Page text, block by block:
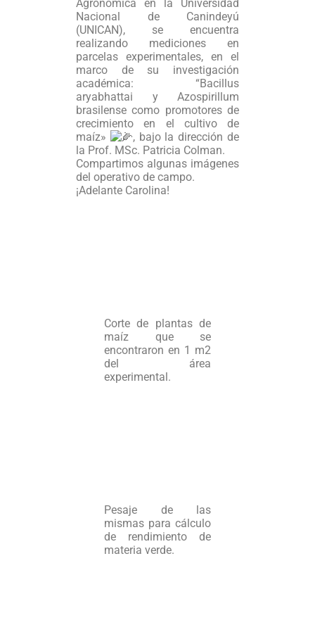
Agronómica en la Universidad
Nacional de Canindeyú
(UNICAN), se encuentra
realizando mediciones en
parcelas experimentales, en el
marco de su investigación
académica: “Bacillus
aryabhattai y Azospirillum
brasilense como promotores de
crecimiento en el cultivo de
maíz»
, bajo la dirección de
la Prof. MSc. Patricia Colman.
Compartimos algunas imágenes
del operativo de campo.
¡Adelante Carolina!
Corte de plantas de
maíz que se
encontraron en 1 m2
del área
experimental.
Pesaje de las
mismas para cálculo
de rendimiento de
materia verde.